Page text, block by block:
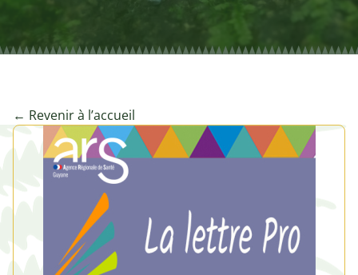
← Revenir à l’accueil